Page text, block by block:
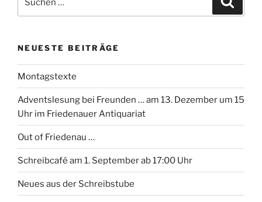
nach:
NEUESTE BEITRÄGE
Montagstexte
Adventslesung bei Freunden … am 13. Dezember um 15
Uhr im Friedenauer Antiquariat
Out of Friedenau …
Schreibcafé am 1. September ab 17:00 Uhr
Neues aus der Schreibstube